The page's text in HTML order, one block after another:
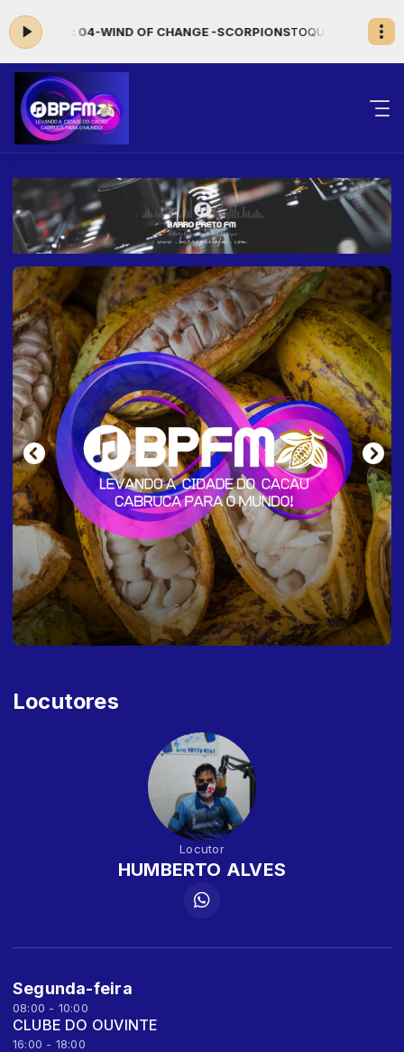
agora: 04-WIND OF CHANGE -SCORPIONSTOQUE CORAÇÃO
Locutores
Locutor
HUMBERTO ALVES
Segunda-feira
08:00 - 10:00
CLUBE DO OUVINTE
16:00 - 18:00